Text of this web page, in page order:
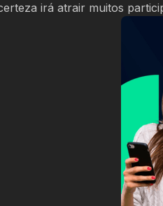
irá atrair muitos